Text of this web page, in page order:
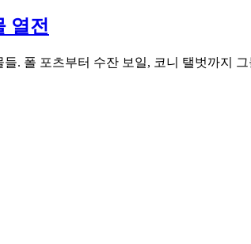
열전
. 폴 포츠부터 수잔 보일, 코니 탤벗까지